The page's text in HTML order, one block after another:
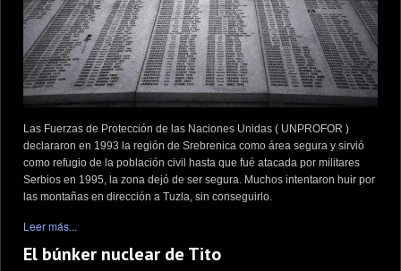
Las Fuerzas de Protección de las Naciones Unidas ( UNPROFOR )
declararon en 1993 la región de Srebrenica como área segura y sirvió
como refugio de la población civil hasta que fué atacada por militares
Serbios en 1995, la zona dejó de ser segura. Muchos intentaron huir por
las montañas en dirección a Tuzla, sin conseguirlo.
Leer más...
El búnker nuclear de Tito